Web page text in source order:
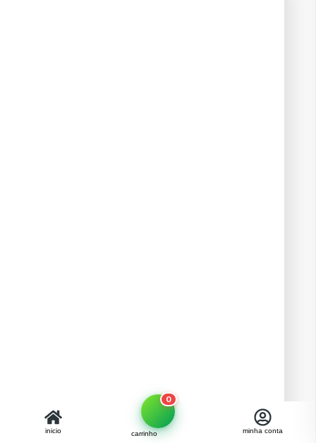
inicio
0
carrinho minha conta